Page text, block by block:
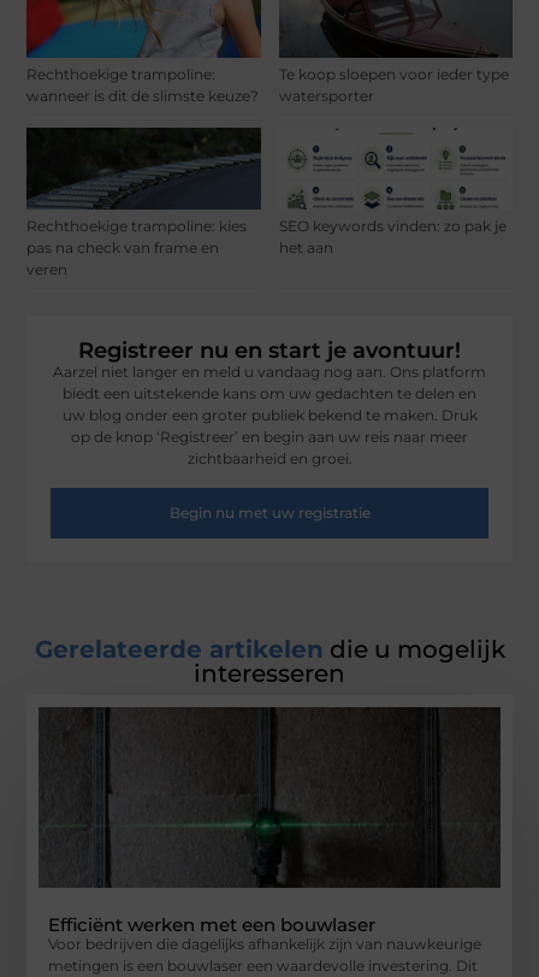
Rechthoekige trampoline:
wanneer is dit de slimste keuze?
Te koop sloepen voor ieder type
watersporter
Rechthoekige trampoline: kies
pas na check van frame en
veren
SEO keywords vinden: zo pak je
het aan
Registreer nu en start je avontuur!
Aarzel niet langer en meld u vandaag nog aan. Ons platform
biedt een uitstekende kans om uw gedachten te delen en
uw blog onder een groter publiek bekend te maken. Druk
op de knop ‘Registreer’ en begin aan uw reis naar meer
zichtbaarheid en groei.
Begin nu met uw registratie
Gerelateerde artikelen die u mogelijk
interesseren
Efficiënt werken met een bouwlaser
Voor bedrijven die dagelijks afhankelijk zijn van nauwkeurige
metingen is een bouwlaser een waardevolle investering. Dit